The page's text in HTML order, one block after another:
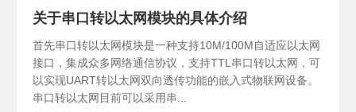
X4C 4G通信
智能路由器
X1 私有云 NAS伴侣
智能盒子、旁路组网
国产信创
SDK&API嵌入
轻量化开发，快捷集成嵌入
关于串口转以太网模块的具体介绍
首先串口转以太网模块是一种支持10M/100M自适应以太网
接口，集成众多网络通信协议，支持TTL串口转以太网，可
以实现UART转以太网双向透传功能的嵌入式物联网设备。
串口转以太网目前可以采用串...